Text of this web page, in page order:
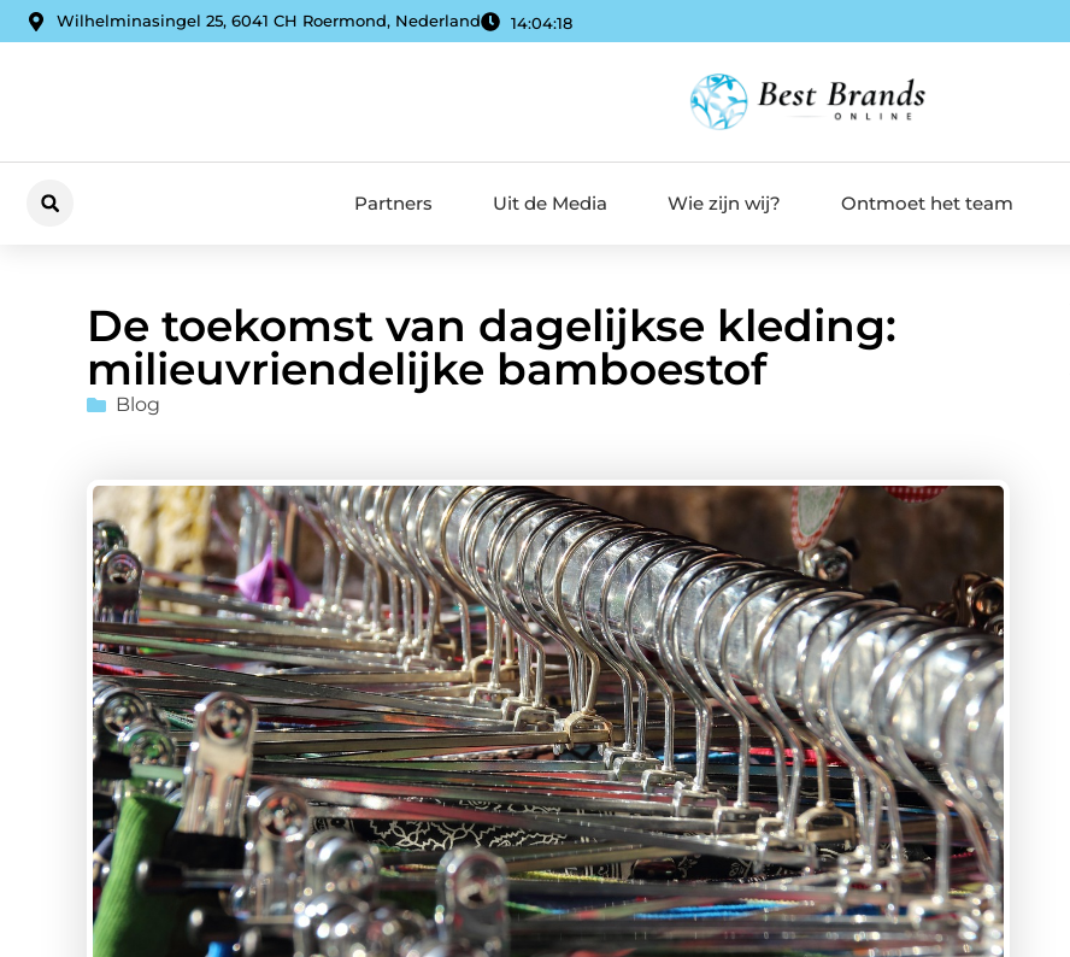
Wilhelminasingel 25, 6041 CH Roermond, Nederland 14:04:19
Partners Uit de Media Wie zijn wij? Ontmoet het team
De toekomst van dagelijkse kleding:
milieuvriendelijke bamboestof
Blog